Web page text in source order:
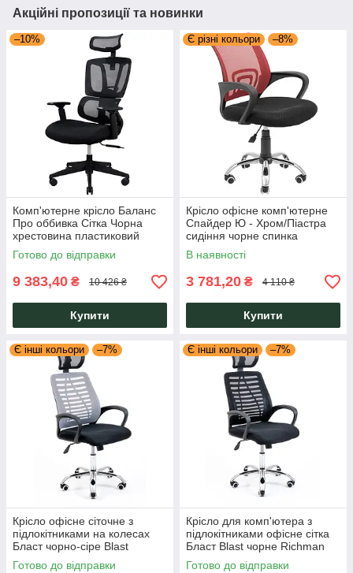
Акційні пропозиції та новинки
–10%
Комп'ютерне крісло Баланс
Про оббивка Сітка Чорна
хрестовина пластиковий
механізм Synchro Richman
Готово до відправки
9 383,40 ₴ 10 426 ₴
Купити
Є різні кольори –8%
Крісло офісне комп'ютерне
Спайдер Ю - Хром/Піастра
сидіння чорне спинка
червона ТМ Richman
В наявності
3 781,20 ₴ 4 110 ₴
Купити
Є інші кольори –7%
Крісло офісне сіточне з
підлокітниками на колесах
Бласт чорно-сіре Blast
Richman
Готово до відправки
Є інші кольори –7%
Крісло для комп'ютера з
підлокітниками офісне сітка
Бласт Blast чорне Richman
Готово до відправки